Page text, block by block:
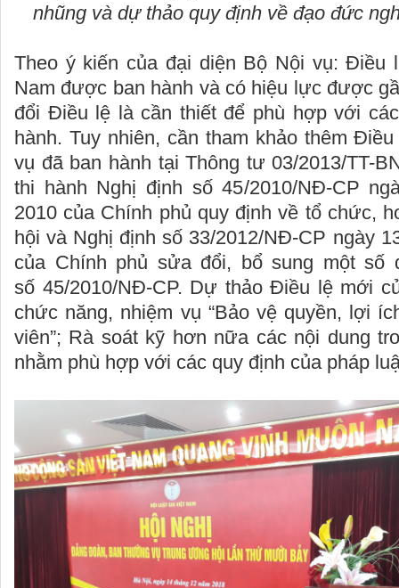
nhũng và dự thảo quy định về đạo đức
Theo ý kiến của đại diện Bộ Nội vụ: Điều
Nam được ban hành và có hiệu lực được
đổi Điều lệ là cần thiết để phù hợp với
hành. Tuy nhiên, cần tham khảo thêm
vụ đã ban hành tại Thông tư 03/2013/TT-
thi hành Nghị định số 45/2010/NĐ-CP
2010 của Chính phủ quy định về tổ chức,
hội và Nghị định số 33/2012/NĐ-CP ngày
của Chính phủ sửa đổi, bổ sung một số
số 45/2010/NĐ-CP. Dự thảo Điều lệ mới
chức năng, nhiệm vụ “Bảo vệ quyền, lợi
viên”; Rà soát kỹ hơn nữa các nội dung
nhằm phù hợp với các quy định của pháp